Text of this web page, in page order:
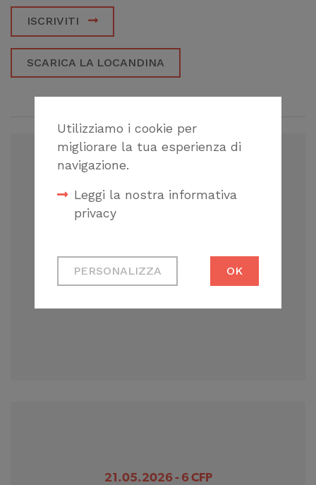
Utilizziamo i cookie per
migliorare la tua esperienza di
navigazione.
Leggi la nostra informativa
privacy
Cookie tecnici
Necessari per
PERSONALIZZA OK
ISCRIVITI
SCARICA LA LOCANDINA
27.11.2024/28.11.2024 - 8 CFP
GENOVA SMART WEEK 2024
– 10^ EDIZIONE
21.05.2026 - 6 CFP